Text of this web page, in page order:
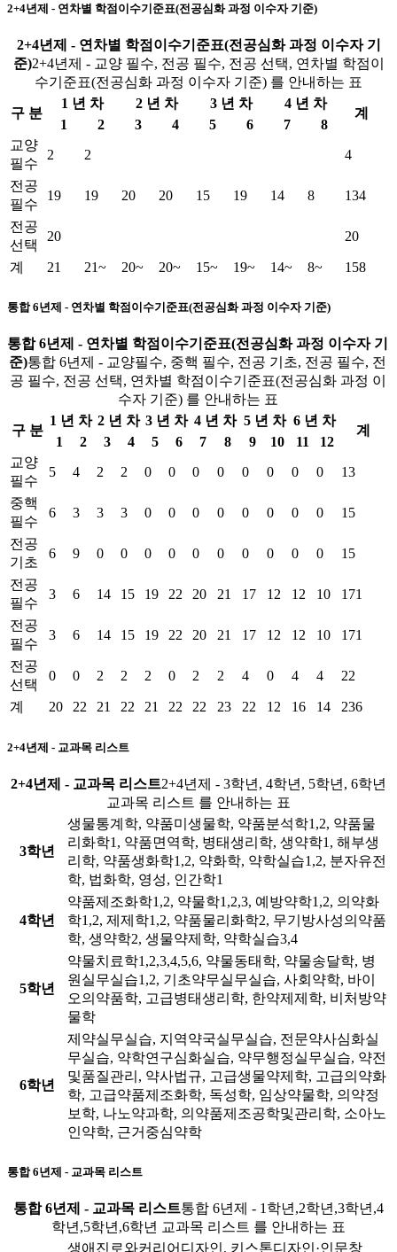
2+4년제 - 연차별 학점이수기준표(전공심화 과정 이수자 기준)
2+4년제 - 연차별 학점이수기준표(전공심화 과정 이수자 기
준)2+4년제 - 교양 필수, 전공 필수, 전공 선택, 연차별 학점이
수기준표(전공심화 과정 이수자 기준) 를 안내하는 표
구 분
1 년 차 2 년 차 3 년 차 4 년 차
계
1 2 3 4 5 6 7
8
교양
필수
2 2 4
전공
필수
19 19 20 20 15 19 14 8 134
전공
선택
20 20
계 21 21~ 20~ 20~ 15~ 19~ 14~ 8~ 158
통합 6년제 - 연차별 학점이수기준표(전공심화 과정 이수자 기준)
통합 6년제 - 연차별 학점이수기준표(전공심화 과정 이수자 기
준)통합 6년제 - 교양필수, 중핵 필수, 전공 기초, 전공 필수, 전
공 필수, 전공 선택, 연차별 학점이수기준표(전공심화 과정 이
수자 기준) 를 안내하는 표
구 분
1 년 차 2 년 차 3 년 차 4 년 차 5 년 차 6 년 차
계
1 2 3 4 5 6 7 8 9 10 11
12
교양
필수
5 4 2 2 0 0 0 0 0 0 0 0 13
중핵
필수
6 3 3 3 0 0 0 0 0 0 0 0 15
전공
기초
6 9 0 0 0 0 0 0 0 0 0 0 15
전공
필수
3 6 14 15 19 22 20 21 17 12 12 10 171
전공
필수
3 6 14 15 19 22 20 21 17 12 12 10 171
전공
선택
0 0 2 2 2 0 2 2 4 0 4 4 22
계 20 22 21 22 21 22 22 23 22 12 16 14 236
2+4년제 - 교과목 리스트
2+4년제 - 교과목 리스트2+4년제 - 3학년, 4학년, 5학년, 6학년
교과목 리스트 를 안내하는 표
3학년
생물통계학, 약품미생물학, 약품분석학1,2, 약품물
리화학1, 약품면역학, 병태생리학, 생약학1, 해부생
리학, 약품생화학1,2, 약화학, 약학실습1,2, 분자유전
학, 법화학, 영성, 인간학1
4학년
약품제조화학1,2, 약물학1,2,3, 예방약학1,2, 의약화
학1,2, 제제학1,2, 약품물리화학2, 무기방사성의약품
학, 생약학2, 생물약제학, 약학실습3,4
5학년
약물치료학1,2,3,4,5,6, 약물동태학, 약물송달학, 병
원실무실습1,2, 기초약무실무실습, 사회약학, 바이
오의약품학, 고급병태생리학, 한약제제학, 비처방약
물학
6학년
제약실무실습, 지역약국실무실습, 전문약사심화실
무실습, 약학연구심화실습, 약무행정실무실습, 약전
및품질관리, 약사법규, 고급생물약제학, 고급의약화
학, 고급약품제조화학, 독성학, 임상약물학, 의약정
보학, 나노약과학, 의약품제조공학및관리학, 소아노
인약학, 근거중심약학
통합 6년제 - 교과목 리스트
통합 6년제 - 교과목 리스트통합 6년제 - 1학년,2학년,3학년,4
학년,5학년,6학년 교과목 리스트 를 안내하는 표
생애진로와커리어디자인, 키스톤디자인·인문창